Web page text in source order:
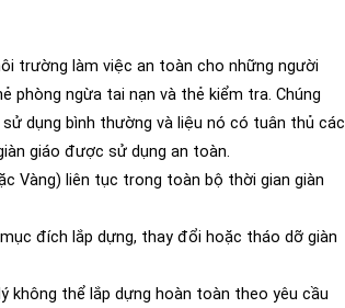
trường làm việc an toàn cho những người
phòng ngừa tai nạn và thẻ kiểm tra. Chúng
dụng bình thường và liệu nó có tuân thủ các
giáo được sử dụng an toàn.
Vàng) liên tục trong toàn bộ thời gian giàn
đích lắp dựng, thay đổi hoặc tháo dỡ giàn
không thể lắp dựng hoàn toàn theo yêu cầu